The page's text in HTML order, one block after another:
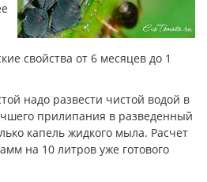
свойства от 6 месяцев до 1
надо развести чистой водой в
прилипания в разведенный
капель жидкого мыла. Расчет
на 10 литров уже готового